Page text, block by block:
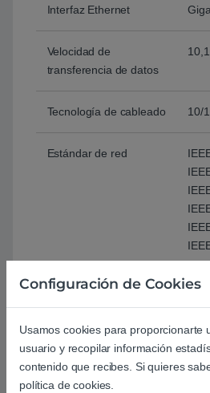
Interfaz Ethernet
Velocidad de
transferencia de datos
Tecnología de cableado 10/
Estándar de red
DNS dinámico Sí
Soporte VPN
Configuración de Cookies
Usamos cookies para proporcionarte
usuario y recopilar información
contenido que recibes. Si quieres
política de cookies.